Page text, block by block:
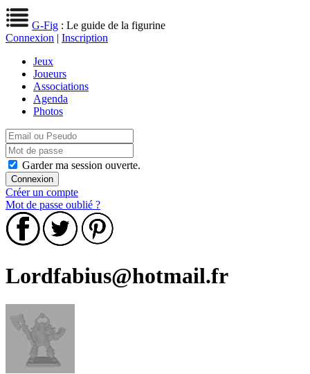
G-Fig : Le guide de la figurine
Connexion | Inscription
Jeux
Joueurs
Associations
Agenda
Photos
Garder ma session ouverte.
Créer un compte
Mot de passe oublié ?
Lordfabius@hotmail.fr